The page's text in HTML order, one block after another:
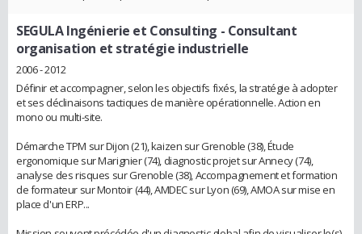
SEGULA Ingénierie et Consulting - Consultant
organisation et stratégie industrielle
2006 - 2012
Définir et accompagner, selon les objectifs fixés, la stratégie à adopter
et ses déclinaisons tactiques de manière opérationnelle. Action en
mono ou multi-site.
Démarche TPM sur Dijon (21), kaizen sur Grenoble (38), Étude
ergonomique sur Marignier (74), diagnostic projet sur Annecy (74),
analyse des risques sur Grenoble (38), Accompagnement et formation
de formateur sur Montoir (44), AMDEC sur Lyon (69), AMOA sur mise en
place d'un ERP...